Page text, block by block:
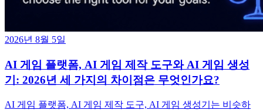
2026년 8월 5일
AI 게임 플랫폼, AI 게임 제작 도구와 AI 게임 생성
기: 2026년 세 가지의 차이점은 무엇인가요?
AI 게임 플랫폼, AI 게임 제작 도구, AI 게임 생성기는 비슷하